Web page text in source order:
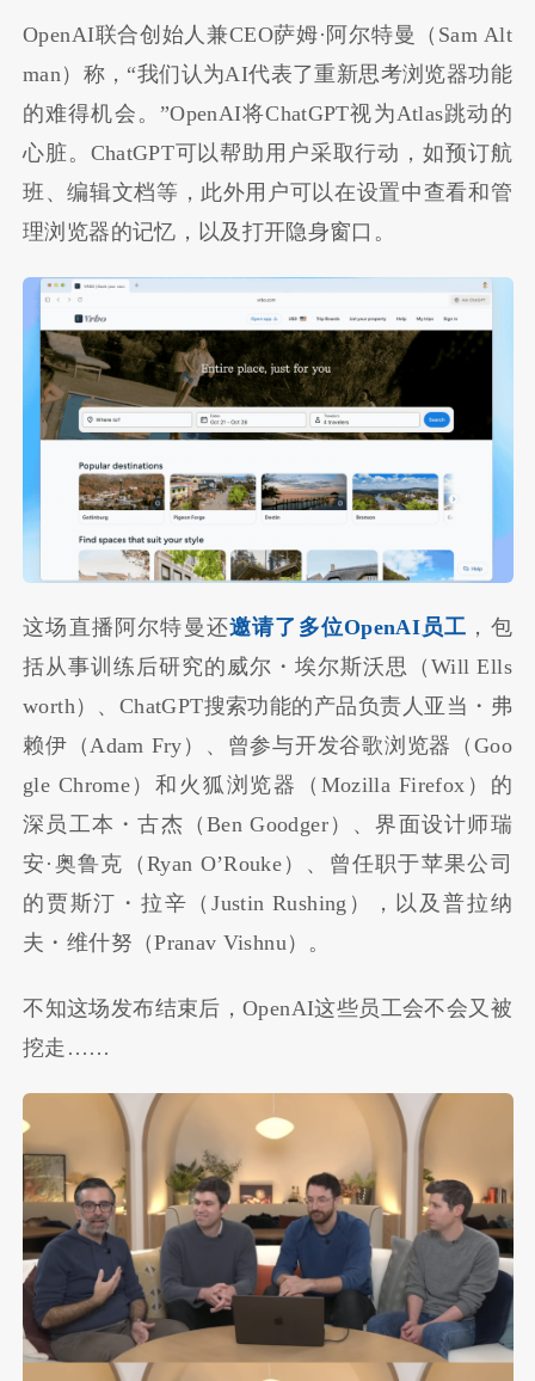
OpenAI联合创始人兼CEO萨姆·阿尔特曼（Sam Alt
man）称，“我们认为AI代表了重新思考浏览器功能
的难得机会。”OpenAI将ChatGPT视为Atlas跳动的
心脏。ChatGPT可以帮助用户采取行动，如预订航
班、编辑文档等，此外用户可以在设置中查看和管
理浏览器的记忆，以及打开隐身窗口。
这场直播阿尔特曼还邀请了多位OpenAI员工 ，包
括从事训练后研究的威尔・埃尔斯沃思（Will Ells
worth）、ChatGPT搜索功能的产品负责人亚当・弗
赖伊（Adam Fry）、曾参与开发谷歌浏览器（Goo
gle Chrome）和火狐浏览器（Mozilla Firefox）的
深员工本・古杰（Ben Goodger）、界面设计师瑞
安·奥鲁克（Ryan O’Rouke）、曾任职于苹果公司
的贾斯汀・拉辛（Justin Rushing），以及普拉纳
夫・维什努（Pranav Vishnu）。
不知这场发布结束后，OpenAI这些员工会不会又被
挖走……